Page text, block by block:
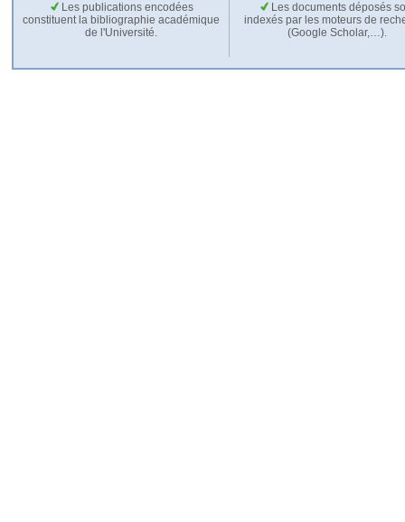
Les publications encodées
constituent la bibliographie académique
de l'Université.
Les documents déposés
indexés par les moteurs de
(Google Scholar,…).